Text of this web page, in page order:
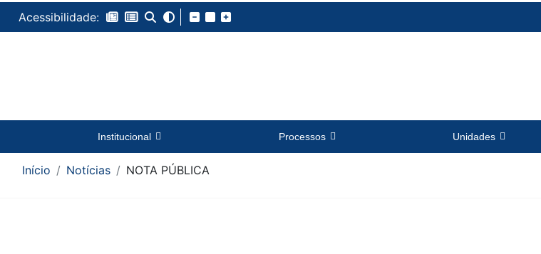
Acessibilidade:
Institucional Processos Unidades
Início Notícias NOTA PÚBLICA